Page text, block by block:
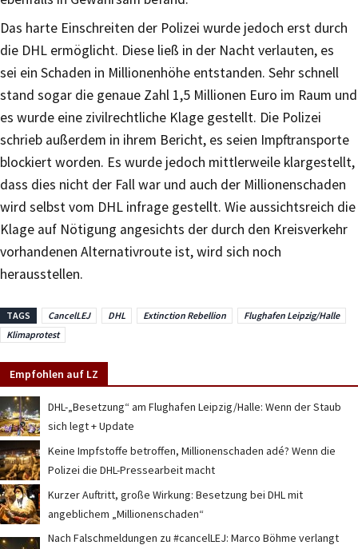
Das harte Einschreiten der Polizei wurde jedoch erst durch
die DHL ermöglicht. Diese ließ in der Nacht verlauten, es
sei ein Schaden in Millionenhöhe entstanden. Sehr schnell
stand sogar die genaue Zahl 1,5 Millionen Euro im Raum und
es wurde eine zivilrechtliche Klage gestellt. Die Polizei
schrieb außerdem in ihrem Bericht, es seien Impftransporte
blockiert worden. Es wurde jedoch mittlerweile klargestellt,
dass dies nicht der Fall war und auch der Millionenschaden
wird selbst vom DHL infrage gestellt. Wie aussichtsreich die
Klage auf Nötigung angesichts der durch den Kreisverkehr
vorhandenen Alternativroute ist, wird sich noch
herausstellen.
TAGS CancelLEJ DHL Extinction Rebellion
Flughafen Leipzig/Halle
Klimaprotest
Empfohlen auf LZ
DHL-„Besetzung“ am Flughafen Leipzig/Halle: Wenn der Staub
sich legt + Update
Keine Impfstoffe betroffen, Millionenschaden adé? Wenn die
Polizei die DHL-Pressearbeit macht
Kurzer Auftritt, große Wirkung: Besetzung bei DHL mit
angeblichem „Millionenschaden“
Nach Falschmeldungen zu #cancelLEJ: Marco Böhme verlangt